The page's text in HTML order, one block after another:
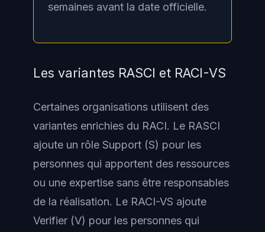
semaines avant la date officielle.
Les variantes RASCI et RACI-VS
Certaines organisations utilisent des
variantes enrichies du RACI. Le RASCI
ajoute un rôle Support (S) pour les
personnes qui apportent des ressources
ou une expertise sans être responsables
de la réalisation. Le RACI-VS ajoute
Verifier (V) pour les personnes qui